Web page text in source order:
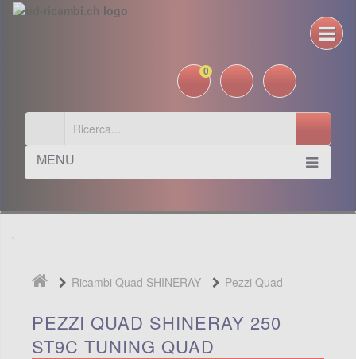
0
MENU
Ricambi Quad SHINERAY
Pezzi Quad
Shineray 250 ST9C
Tuning Quad
PEZZI QUAD SHINERAY 250
ST9C TUNING QUAD